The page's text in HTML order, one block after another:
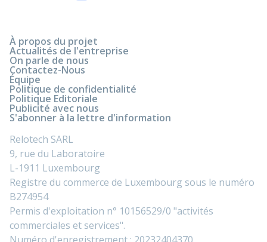
À propos du projet
Actualités de l'entreprise
On parle de nous
Contactez-Nous
Équipe
Politique de confidentialité
Politique Editoriale
Publicité avec nous
S'abonner à la lettre d'information
Relotech SARL
9, rue du Laboratoire
L-1911 Luxembourg
Registre du commerce de Luxembourg sous le numéro
B274954
Permis d'exploitation n° 10156529/0 "activités
commerciales et services".